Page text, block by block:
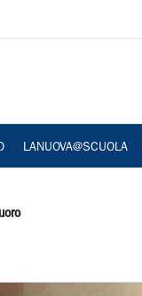
LANUOVA@SCUOLA